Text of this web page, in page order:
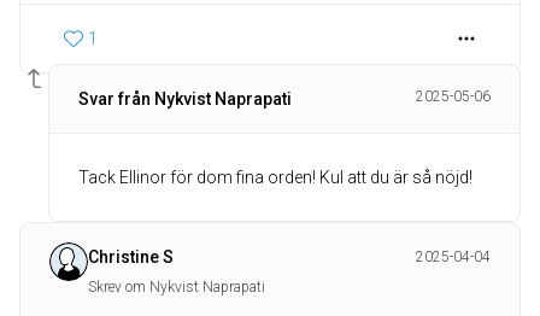
1
Svar från Nykvist Naprapati 2025-05-06
Tack Ellinor för dom fina orden! Kul att du är så nöjd!
Christine S
2025-04-04
Skrev om Nykvist Naprapati